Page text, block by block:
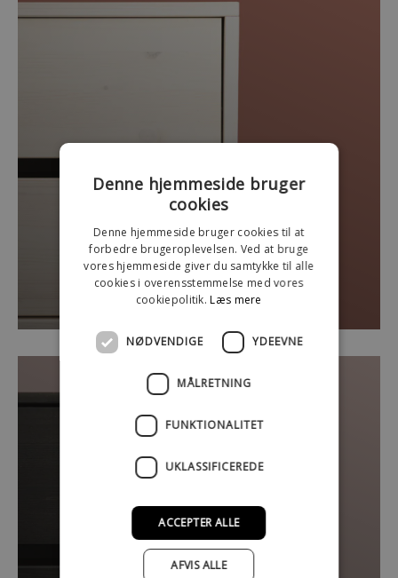
Lys fyr
Denne hjemmeside bruger
cookies
Denne hjemmeside bruger cookies til at
forbedre brugeroplevelsen. Ved at bruge
vores hjemmeside giver du samtykke til alle
cookies i overensstemmelse med vores
cookiepolitik.Læs mere
NØDVENDIGE YDEEVNE
MÅLRETNING
FUNKTIONALITET
UKLASSIFICEREDE
ACCEPTER ALLE
AFVIS ALLE